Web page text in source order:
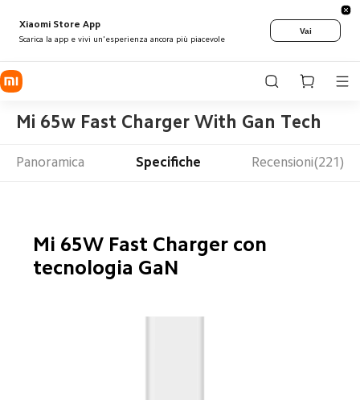
Xiaomi Store App
Scarica la app e vivi un'esperienza ancora più piacevole
Vai
Mi 65w Fast Charger With Gan Tech
Panoramica Specifiche Recensioni(221)
Mi 65W Fast Charger con
tecnologia GaN